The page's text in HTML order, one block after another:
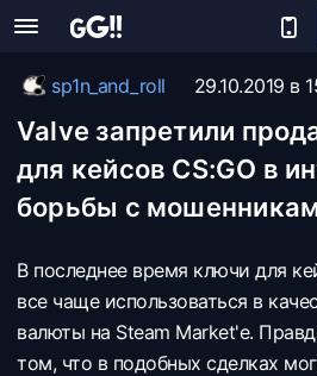
sp1n_and_roll 29.10.2019 в
Valve запретили
для кейсов CS:GO в
борьбы с
В последнее время ключи для
все чаще использоваться в
валюты на Steam Market'e.
том, что в подобных сделках